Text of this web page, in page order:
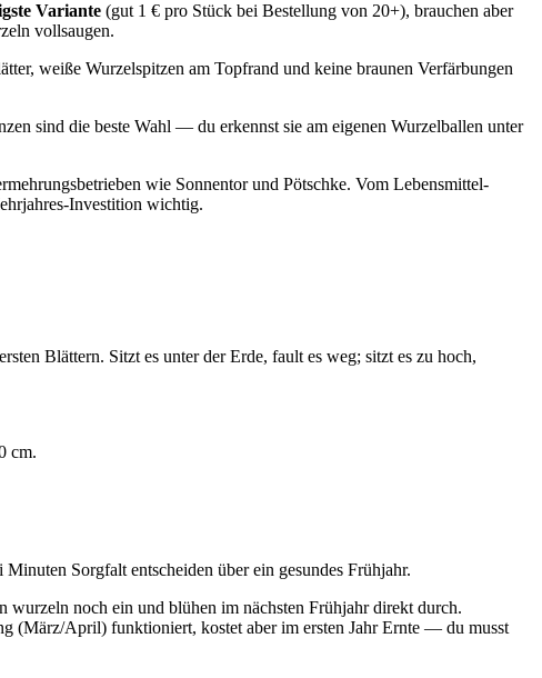
Variante (gut 1 € pro Stück bei Bestellung von 20+), brauchen aber
vollsaugen.
weiße Wurzelspitzen am Topfrand und keine braunen Verfärbungen
sind die beste Wahl — du erkennst sie am eigenen Wurzelballen unter
wie Sonnentor und Pötschke. Vom Lebensmittel-
Investition wichtig.
Blättern. Sitzt es unter der Erde, fault es weg; sitzt es zu hoch,
cm.
Sorgfalt entscheiden über ein gesundes Frühjahr.
wurzeln noch ein und blühen im nächsten Frühjahr direkt durch.
(März/April) funktioniert, kostet aber im ersten Jahr Ernte — du musst